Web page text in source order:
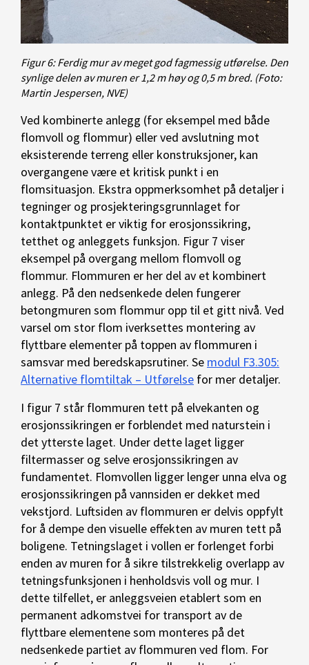
Figur 6: Ferdig mur av meget god fagmessig utførelse. Den
synlige delen av muren er 1,2 m høy og 0,5 m bred. (Foto:
Martin Jespersen, NVE)
Ved kombinerte anlegg (for eksempel med både
flomvoll og flommur) eller ved avslutning mot
eksisterende terreng eller konstruksjoner, kan
overgangene være et kritisk punkt i en
flomsituasjon. Ekstra oppmerksomhet på detaljer i
tegninger og prosjekteringsgrunnlaget for
kontaktpunktet er viktig for erosjonssikring,
tetthet og anleggets funksjon. Figur 7 viser
eksempel på overgang mellom flomvoll og
flommur. Flommuren er her del av et kombinert
anlegg. På den nedsenkede delen fungerer
betongmuren som flommur opp til et gitt nivå. Ved
varsel om stor flom iverksettes montering av
flyttbare elementer på toppen av flommuren i
samsvar med beredskapsrutiner. Se modul F3.305:
Alternative flomtiltak – Utførelse for mer detaljer.
I figur 7 står flommuren tett på elvekanten og
erosjonssikringen er forblendet med naturstein i
det ytterste laget. Under dette laget ligger
filtermasser og selve erosjonssikringen av
fundamentet. Flomvollen ligger lenger unna elva og
erosjonssikringen på vannsiden er dekket med
vekstjord. Luftsiden av flommuren er delvis oppfylt
for å dempe den visuelle effekten av muren tett på
boligene. Tetningslaget i vollen er forlenget forbi
enden av muren for å sikre tilstrekkelig overlapp av
tetningsfunksjonen i henholdsvis voll og mur. I
dette tilfellet, er anleggsveien etablert som en
permanent adkomstvei for transport av de
flyttbare elementene som monteres på det
nedsenkede partiet av flommuren ved flom. For